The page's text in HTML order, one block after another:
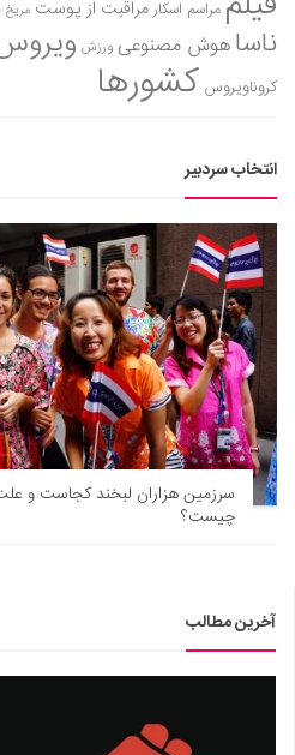
مراسم اسکارمراقبت از پوست مریخ
ناساهوش مصنوعی ورزش
کروناویروس کشورها
انتخاب سردبیر
سرزمین هزاران لبخند کجاست و
چیست؟
آخرین مطالب